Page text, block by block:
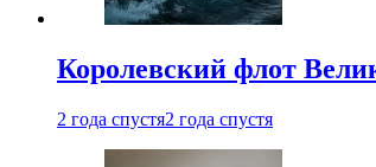
Королевский флот
2 года спустя2 года спустя